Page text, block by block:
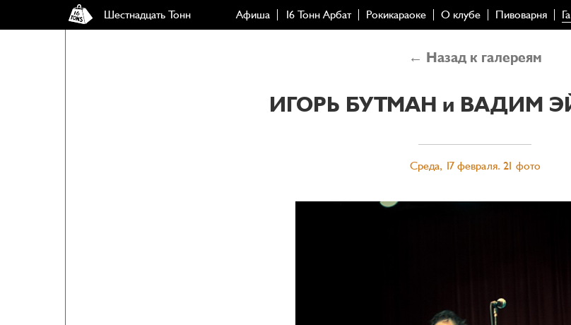
Шестнадцать Тонн Афиша 16 Тонн Арбат Рокикараоке О клубе Пивоварня
← Назад к галереям
ИГОРЬ БУТМАН и ВАДИМ
Среда, 17 февраля. 21 фото